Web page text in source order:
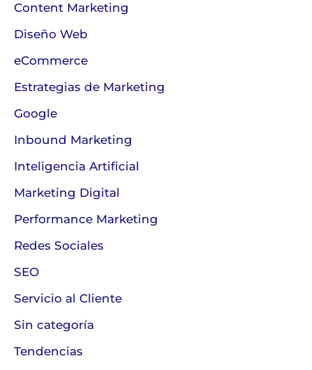
Content Marketing
Diseño Web
eCommerce
Estrategias de Marketing
Google
Inbound Marketing
Inteligencia Artificial
Marketing Digital
Performance Marketing
Redes Sociales
SEO
Servicio al Cliente
Sin categoría
Tendencias